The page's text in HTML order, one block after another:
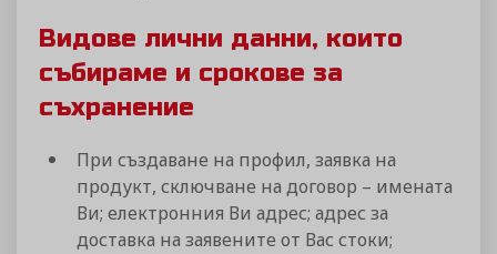
Видове лични данни, които
събираме и срокове за
съхранение
При създаване на профил, заявка на
продукт, сключване на договор – имената
Ви; електронния Ви адрес; адрес за
доставка на заявените от Вас стоки;